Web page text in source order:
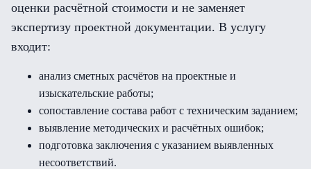
оценки расчётной стоимости и не заменяет
экспертизу проектной документации. В услугу
входит:
анализ сметных расчётов на проектные и
изыскательские работы;
сопоставление состава работ с техническим заданием;
выявление методических и расчётных ошибок;
подготовка заключения с указанием выявленных
несоответствий.